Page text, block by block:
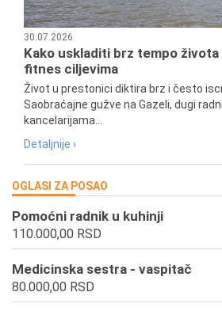
30.07.2026
Kako uskladiti brz tempo života
fitnes ciljevima
Život u prestonici diktira brz i često
Saobraćajne gužve na Gazeli, dugi
kancelarijama...
Detaljnije ›
OGLASI ZA POSAO
Pomoćni radnik u kuhinji
110.000,00 RSD
Medicinska sestra - vaspitač
80.000,00 RSD